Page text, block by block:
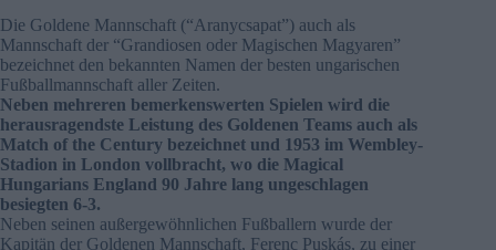
Die Goldene Mannschaft (“Aranycsapat”) auch als
Mannschaft der “Grandiosen oder Magischen Magyaren”
bezeichnet den bekannten Namen der besten ungarischen
Fußballmannschaft aller Zeiten.
Neben mehreren bemerkenswerten Spielen wird die
herausragendste Leistung des Goldenen Teams auch als
Match of the Century bezeichnet und 1953 im Wembley-
Stadion in London vollbracht, wo die Magical
Hungarians England 90 Jahre lang ungeschlagen
besiegten 6-3.
Neben seinen außergewöhnlichen Fußballern wurde der
Kapitän der Goldenen Mannschaft, Ferenc Puskás, zu einer